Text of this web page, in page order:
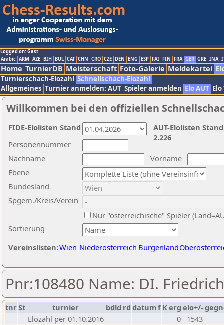
Logged on: Gast
Arabic ARM AZE BIH BUL CAT CHN CRO CZE DEN ENG ESP FAI FIN FRA GER GRE INA
Home TurnierDB Meisterschaft Foto-Galerie Meldekartei
Turnierschach-Elozahl Schnellschach-Elozahl
Allgemeines Turnier anmelden: AUT Spieler anmelden Elo AUT
Willkommen bei den offiziellen
Nachname
Vorname
Ebene
Sortierung
Personennummer
Bundesland
Spgem./Kreis/Verein
Nur "österreichische" Spieler
Vereinslisten:Wien Niederösterreich Burgenland
AUT-Elolisten
2.226
FIDE-Elolisten Stand
Pnr:108480 Name: DI.
tnrSt turnier bdld rd datumf Kerg elo+/-
Elozahl per 01.10.2016
0
1543